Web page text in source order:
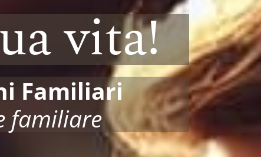
vita!
Familiari
familiare